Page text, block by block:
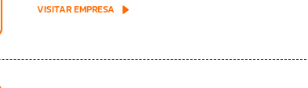
VISITAR EMPRESA